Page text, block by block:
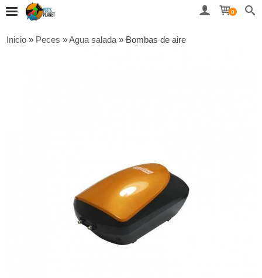
0
Inicio » Peces »Agua salada » Bombas de aire